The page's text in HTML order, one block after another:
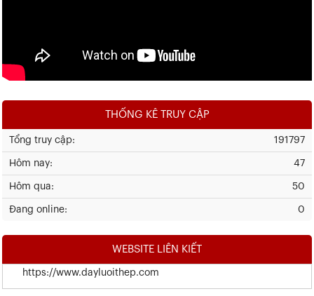
THỐNG KÊ TRUY CẬP
191797
Tổng truy cập:
47
Hôm nay:
50
Hôm qua:
0
Đang online:
WEBSITE LIÊN KIẾT
https://www.dayluoithep.com